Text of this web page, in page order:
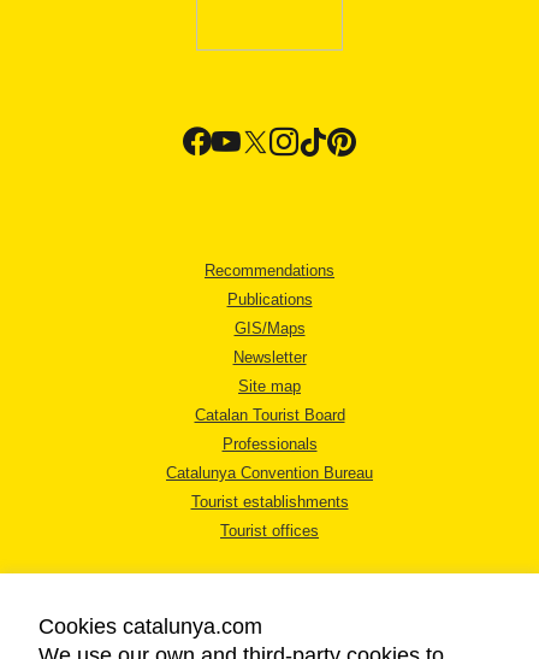
Recommendations
Publications
GIS/Maps
Newsletter
Site map
Catalan Tourist Board
Professionals
Catalunya Convention Bureau
Tourist establishments
Tourist offices
Cookies catalunya.com